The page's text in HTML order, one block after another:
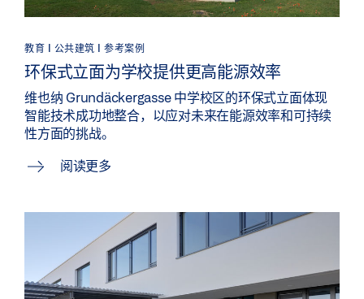
教育 | 公共建筑 | 参考案例
环保式立面为学校提供更高能源效率
维也纳 Grundäckergasse 中学校区的环保式立面体现
智能技术成功地整合，以应对未来在能源效率和可持续
性方面的挑战。
阅读更多